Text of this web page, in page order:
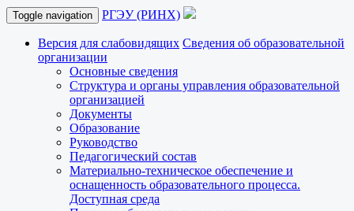
Toggle navigation РГЭУ (РИНХ)
Версия для слабовидящих Сведения об образовательной
организации
Основные сведения
Структура и органы управления образовательной
организацией
Документы
Образование
Руководство
Педагогический состав
Материально-техническое обеспечение и
оснащенность образовательного процесса.
Доступная среда